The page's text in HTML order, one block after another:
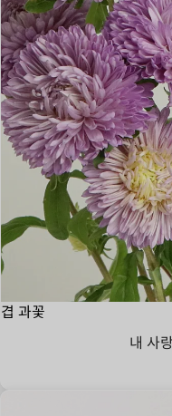
겹 과꽃
내 사